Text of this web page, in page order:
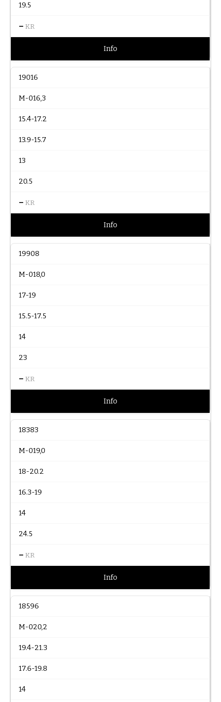
19.5
– KR
Info
19016
M-016,3
15.4-17.2
13.9-15.7
13
20.5
– KR
Info
19908
M-018,0
17-19
15.5-17.5
14
23
– KR
Info
18383
M-019,0
18-20.2
16.3-19
14
24.5
– KR
Info
18596
M-020,2
19.4-21.3
17.6-19.8
14